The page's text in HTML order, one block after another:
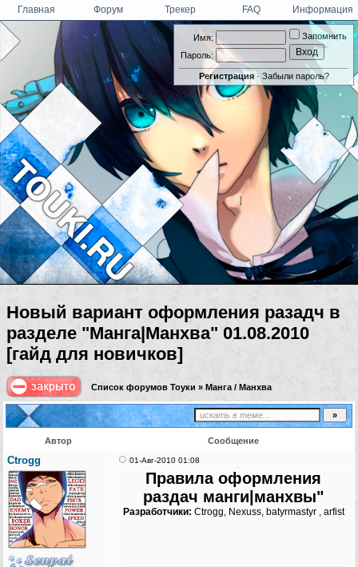
Имя:
Пароль:
Запомнить
Регистрация· Забыли пароль?
Главная Форум Трекер FAQ Информация
Новый вариант оформления разадч в
разделе "Манга|Манхва" 01.08.2010
[гайд для новичков]
Список форумов Тоуки » Манга / Манхва
Автор Сообщение
Ctrogg 01-Авг-2010 01:08
Правила оформления
раздач манги|манхвы"
Разработчики: Ctrogg, Nexuss, batyrmastyr , arfist